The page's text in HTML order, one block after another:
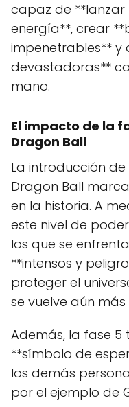
capaz de
energía**, crear
impenetrables** y
devastadoras**
mano.
El impacto de la
Dragon Ball
La introducción
Dragon Ball
en la historia. A
este nivel de
los que se
**intensos y
proteger el
se vuelve aún
Además, la fase 5
**símbolo de
los demás
por el ejemplo de